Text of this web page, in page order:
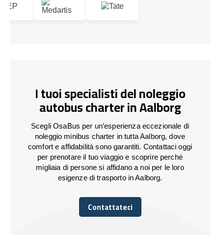
I tuoi specialisti del noleggio
autobus charter in Aalborg
Scegli OsaBus per un’esperienza eccezionale di
noleggio minibus charter in tutta Aalborg, dove
comfort e affidabilità sono garantiti. Contattaci oggi
per prenotare il tuo viaggio e scoprire perché
migliaia di persone si affidano a noi per le loro
esigenze di trasporto in Aalborg.
Contattateci
Contattateci